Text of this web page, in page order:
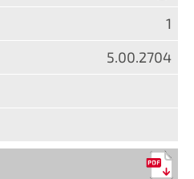
1
5.00.2704